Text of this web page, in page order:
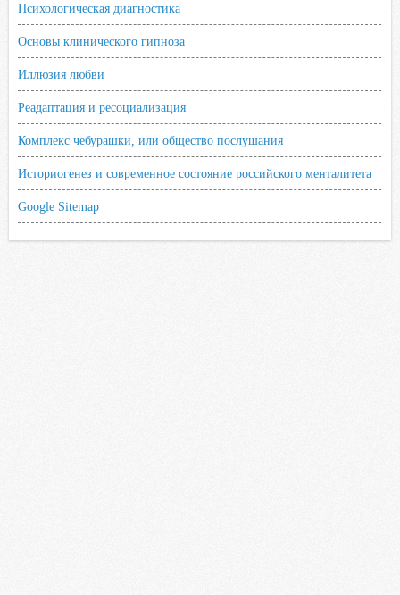
Психологическая диагностика
Основы клинического гипноза
Иллюзия любви
Реадаптация и ресоциализация
Комплекс чебурашки, или общество послушания
Историогенез и современное состояние российского менталитета
Google Sitemap